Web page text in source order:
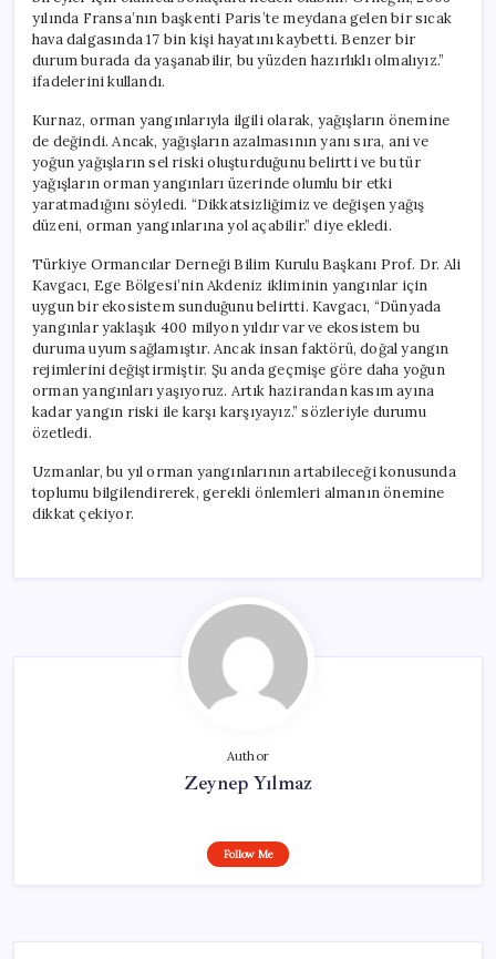
yılında Fransa’nın başkenti Paris’te meydana gelen bir sıcak
hava dalgasında 17 bin kişi hayatını kaybetti. Benzer bir
durum burada da yaşanabilir, bu yüzden hazırlıklı olmalıyız.”
ifadelerini kullandı.
Kurnaz, orman yangınlarıyla ilgili olarak, yağışların önemine
de değindi. Ancak, yağışların azalmasının yanı sıra, ani ve
yoğun yağışların sel riski oluşturduğunu belirtti ve bu tür
yağışların orman yangınları üzerinde olumlu bir etki
yaratmadığını söyledi. “Dikkatsizliğimiz ve değişen yağış
düzeni, orman yangınlarına yol açabilir.” diye ekledi.
Türkiye Ormancılar Derneği Bilim Kurulu Başkanı Prof. Dr. Ali
Kavgacı, Ege Bölgesi’nin Akdeniz ikliminin yangınlar için
uygun bir ekosistem sunduğunu belirtti. Kavgacı, “Dünyada
yangınlar yaklaşık 400 milyon yıldır var ve ekosistem bu
duruma uyum sağlamıştır. Ancak insan faktörü, doğal yangın
rejimlerini değiştirmiştir. Şu anda geçmişe göre daha yoğun
orman yangınları yaşıyoruz. Artık hazirandan kasım ayına
kadar yangın riski ile karşı karşıyayız.” sözleriyle durumu
özetledi.
Uzmanlar, bu yıl orman yangınlarının artabileceği konusunda
toplumu bilgilendirerek, gerekli önlemleri almanın önemine
dikkat çekiyor.
Author
Zeynep Yılmaz
Follow Me